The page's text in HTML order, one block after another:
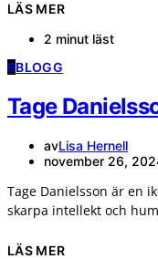
LÄS MER
2 minut läst
BBLOGG
Tage
avLisa Hernell
november 26,
Tage Danielsson är en
skarpa intellekt och
LÄS MER